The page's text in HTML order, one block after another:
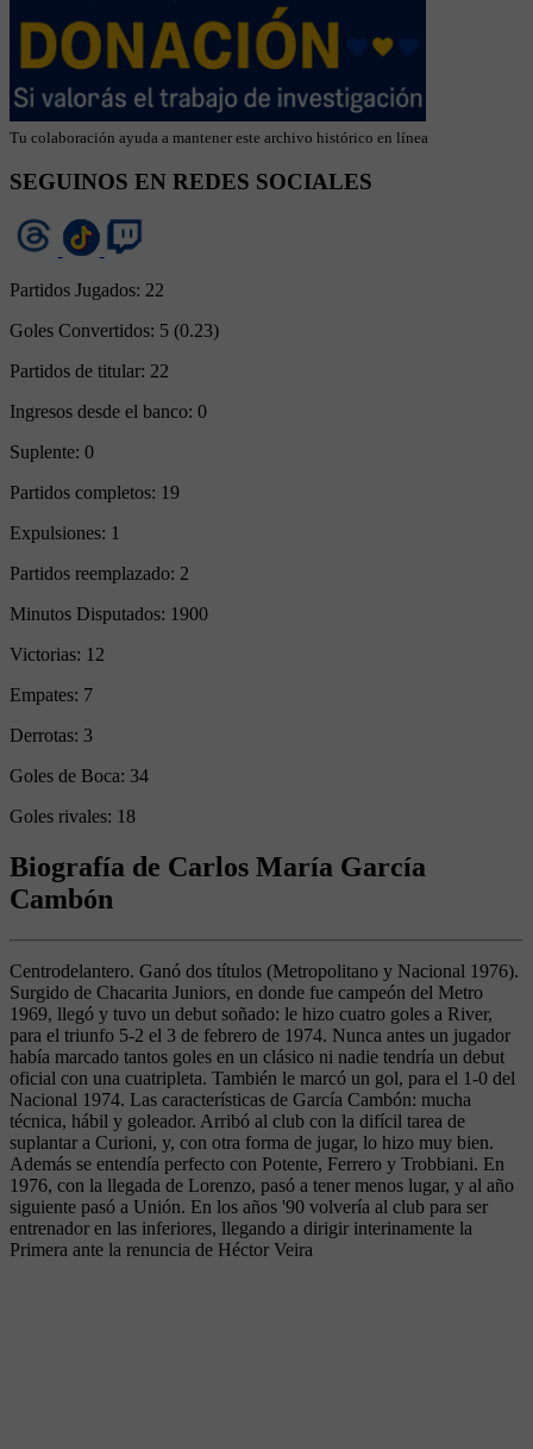
Tu colaboración ayuda a mantener este archivo histórico en línea
SEGUINOS EN REDES SOCIALES
Partidos Jugados: 22
Goles Convertidos: 5 (0.23)
Partidos de titular: 22
Ingresos desde el banco: 0
Suplente: 0
Partidos completos: 19
Expulsiones: 1
Partidos reemplazado: 2
Minutos Disputados: 1900
Victorias: 12
Empates: 7
Derrotas: 3
Goles de Boca: 34
Goles rivales: 18
Biografía de Carlos María García
Cambón
Centrodelantero. Ganó dos títulos (Metropolitano y Nacional 1976).
Surgido de Chacarita Juniors, en donde fue campeón del Metro
1969, llegó y tuvo un debut soñado: le hizo cuatro goles a River,
para el triunfo 5-2 el 3 de febrero de 1974. Nunca antes un jugador
había marcado tantos goles en un clásico ni nadie tendría un debut
oficial con una cuatripleta. También le marcó un gol, para el 1-0 del
Nacional 1974. Las características de García Cambón: mucha
técnica, hábil y goleador. Arribó al club con la difícil tarea de
suplantar a Curioni, y, con otra forma de jugar, lo hizo muy bien.
Además se entendía perfecto con Potente, Ferrero y Trobbiani. En
1976, con la llegada de Lorenzo, pasó a tener menos lugar, y al año
siguiente pasó a Unión. En los años '90 volvería al club para ser
entrenador en las inferiores, llegando a dirigir interinamente la
Primera ante la renuncia de Héctor Veira